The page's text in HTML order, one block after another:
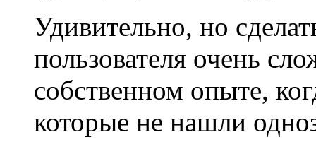
Удивительно, но
пользователя очень
собственном опыте,
которые не нашли